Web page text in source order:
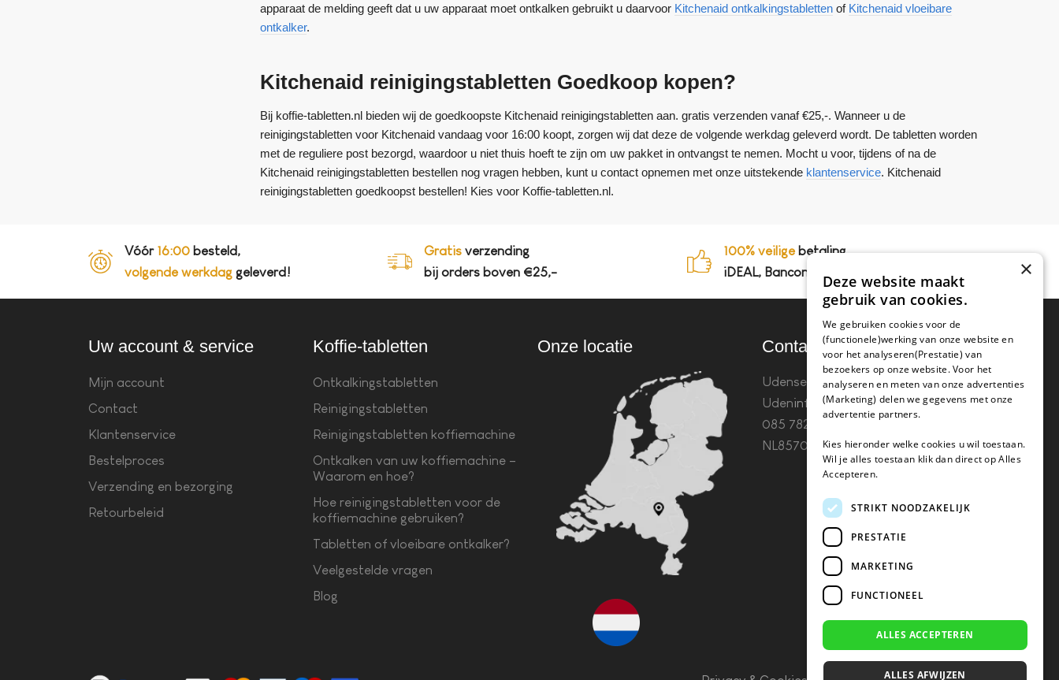
apparaat de melding geeft dat u uw apparaat moet ontkalken gebruikt u daarvoor Kitchenaid ontkalkingstabletten of Kitchenaid vloeibare
ontkalker.
Kitchenaid reinigingstabletten Goedkoop kopen?
Bij koffie-tabletten.nl bieden wij de goedkoopste Kitchenaid reinigingstabletten aan. gratis verzenden vanaf €25,-. Wanneer u de
reinigingstabletten voor Kitchenaid vandaag voor 16:00 koopt, zorgen wij dat deze de volgende werkdag geleverd wordt. De tabletten worden
met de reguliere post bezorgd, waardoor u niet thuis hoeft te zijn om uw pakket in ontvangst te nemen. Mocht u voor, tijdens of na de
Kitchenaid reinigingstabletten bestellen nog vragen hebben, kunt u contact opnemen met onze uitstekende klantenservice. Kitchenaid
reinigingstabletten goedkoopst bestellen! Kies voor Koffie-tabletten.nl.
Vóór 16:00 besteld,
volgende werkdag geleverd!
Gratis verzending
bij orders boven €25,-
100% veiligebetaling,
iDEAL, Bancontact en op rekening
Uw account & service
Mijn account
Contact
Klantenservice
Bestelproces
Verzending en bezorging
Retourbeleid
Koffie-tabletten
Ontkalkingstabletten
Reinigingstabletten
Reinigingstabletten koffiemachine
Ontkalken van uw koffiemachine –
Waarom en hoe?
Hoe reinigingstabletten voor de
koffiemachine gebruiken?
Tabletten of vloeibare ontkalker?
Veelgestelde vragen
Blog
Onze locatie Contact
Udenseweg 8B 5405 PA
Udeninfo(@)koffie-tabletten.nlTel.
085 782 5578KvK 67529623 Btw:
NL857053759B01
×
Deze website maakt
gebruik van cookies.
We gebruiken cookies voor de
(functionele)werking van onze website en
voor het analyseren(Prestatie) van
bezoekers op onze website. Voor het
analyseren en meten van onze advertenties
(Marketing) delen we gegevens met onze
advertentie partners.
Kies hieronder welke cookies u wil toestaan.
Wil je alles toestaan klik dan direct op Alles
Accepteren.
STRIKT NOODZAKELIJK
PRESTATIE
MARKETING
FUNCTIONEEL
ALLES ACCEPTEREN
ALLES AFWIJZEN